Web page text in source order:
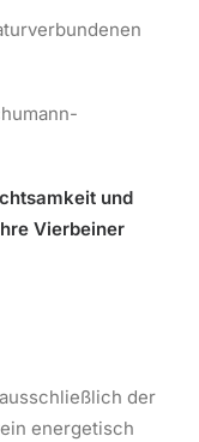
und
Vierbeiner
der
energetisch